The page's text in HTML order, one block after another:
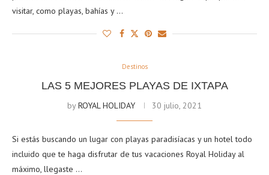
visitar, como playas, bahías y …
Destinos
LAS 5 MEJORES PLAYAS DE IXTAPA
byROYAL HOLIDAY 30 julio, 2021
Si estás buscando un lugar con playas paradisíacas y un hotel todo
incluido que te haga disfrutar de tus vacaciones Royal Holiday al
máximo, llegaste …